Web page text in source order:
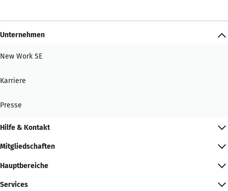
Unternehmen
New Work SE
Karriere
Presse
Hilfe & Kontakt
Mitgliedschaften
Hauptbereiche
Services